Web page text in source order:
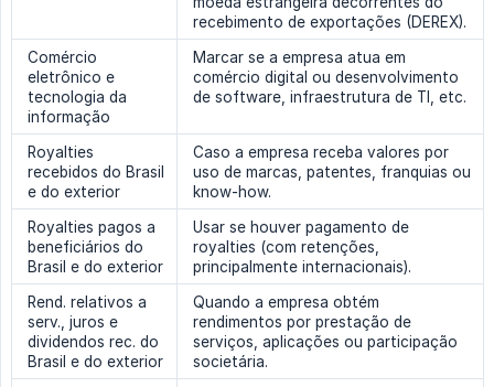
recebimento de exportações (DEREX).
Comércio
eletrônico e
tecnologia da
informação
Marcar se a empresa atua em
comércio digital ou desenvolvimento
de software, infraestrutura de TI, etc.
Royalties
recebidos do Brasil
e do exterior
Caso a empresa receba valores por
uso de marcas, patentes, franquias ou
know-how.
Royalties pagos a
beneficiários do
Brasil e do exterior
Usar se houver pagamento de
royalties (com retenções,
principalmente internacionais).
Rend. relativos a
serv., juros e
dividendos rec. do
Brasil e do exterior
Quando a empresa obtém
rendimentos por prestação de
serviços, aplicações ou participação
societária.